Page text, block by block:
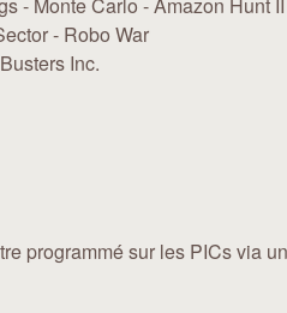
- Monte Carlo - Amazon Hunt
- Robo War
Inc.
programmé sur les PICs via un